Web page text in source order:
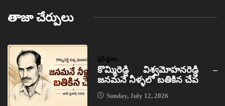
తాజా చేర్పులు
ప్రసిద్ధులు
కొమ్మిరెడ్డి విశ్వమోహనరెడ్డి –
జనమనే నీళ్ళలో బతికిన చేప
Sunday, July 12, 2026